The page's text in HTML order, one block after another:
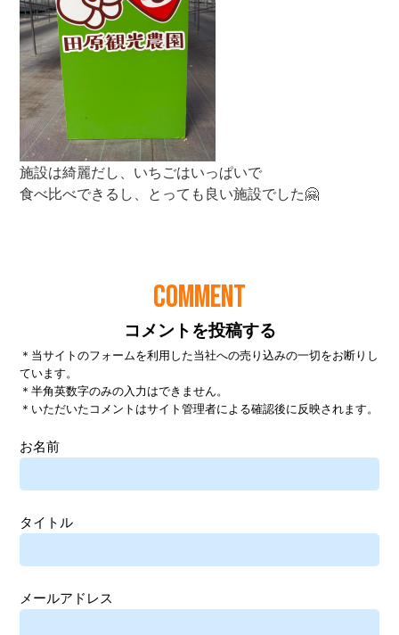
COMMENT
コメントを投稿する
＊当サイトのフォームを利用した当社への売り込みの一切をお断りし
ています。
＊半角英数字のみの入力はできません。
＊いただいたコメントはサイト管理者による確認後に反映されます。
お名前
タイトル
メールアドレス